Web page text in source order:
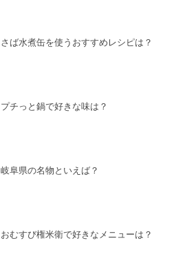
さば水煮缶を使うおすすめレシピは？
プチっと鍋で好きな味は？
岐阜県の名物といえば？
おむすび権米衛で好きなメニューは？